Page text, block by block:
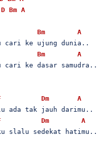
D Bm A
Bm
A
cari ke ujung dunia..
Bm
A
cari ke dasar samudra..
Dm
A
ada tak jauh darimu..
Dm
A
slalu sedekat hatimu..